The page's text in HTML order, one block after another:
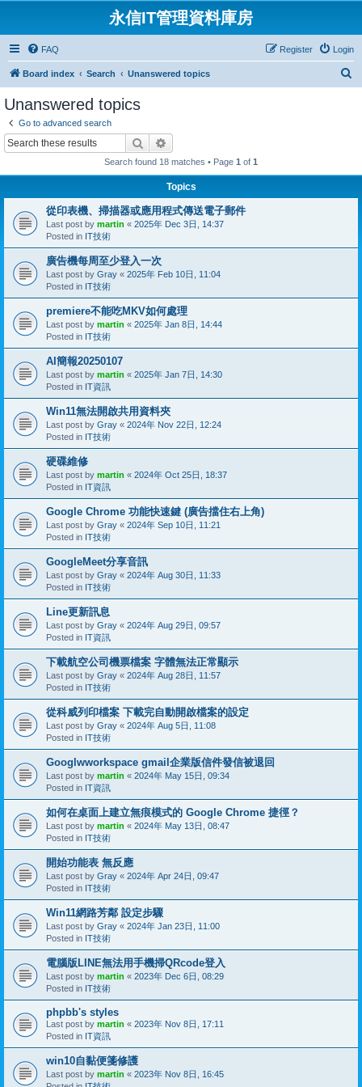
永信IT管理資料庫房
FAQ Login
Register
Board index Search Unanswered topics
Unanswered topics
Go to advanced search
Search
Search found 18 matches • Page 1 of 1
Topics
從印表機、掃描器或應用程式傳送電子郵件
Last post by martin « 2025年 Dec 3日, 14:37
Posted in IT技術
廣告機每周至少登入一次
Last post by Gray « 2025年 Feb 10日, 11:04
Posted in IT技術
premiere不能吃MKV如何處理
Last post by martin « 2025年 Jan 8日, 14:44
Posted in IT技術
AI簡報20250107
Last post by martin « 2025年 Jan 7日, 14:30
Posted in IT資訊
Win11無法開啟共用資料夾
Last post by Gray « 2024年 Nov 22日, 12:24
Posted in IT技術
硬碟維修
Last post by martin « 2024年 Oct 25日, 18:37
Posted in IT資訊
Google Chrome 功能快速鍵 (廣告擋住右上角)
Last post by Gray « 2024年 Sep 10日, 11:21
Posted in IT技術
GoogleMeet分享音訊
Last post by Gray « 2024年 Aug 30日, 11:33
Posted in IT技術
Line更新訊息
Last post by Gray « 2024年 Aug 29日, 09:57
Posted in IT資訊
下載航空公司機票檔案 字體無法正常顯示
Last post by Gray « 2024年 Aug 28日, 11:57
Posted in IT技術
從科威列印檔案 下載完自動開啟檔案的設定
Last post by Gray « 2024年 Aug 5日, 11:08
Posted in IT技術
Googlwworkspace gmail企業版信件發信被退回
Last post by martin « 2024年 May 15日, 09:34
Posted in IT資訊
如何在桌面上建立無痕模式的 Google Chrome 捷徑？
Last post by martin « 2024年 May 13日, 08:47
Posted in IT技術
開始功能表 無反應
Last post by Gray « 2024年 Apr 24日, 09:47
Posted in IT技術
Win11網路芳鄰 設定步驟
Last post by Gray « 2024年 Jan 23日, 11:00
Posted in IT技術
電腦版LINE無法用手機掃QRcode登入
Last post by martin « 2023年 Dec 6日, 08:29
Posted in IT技術
phpbb's styles
Last post by martin « 2023年 Nov 8日, 17:11
Posted in IT資訊
win10自黏便箋修護
Last post by martin « 2023年 Nov 8日, 16:45